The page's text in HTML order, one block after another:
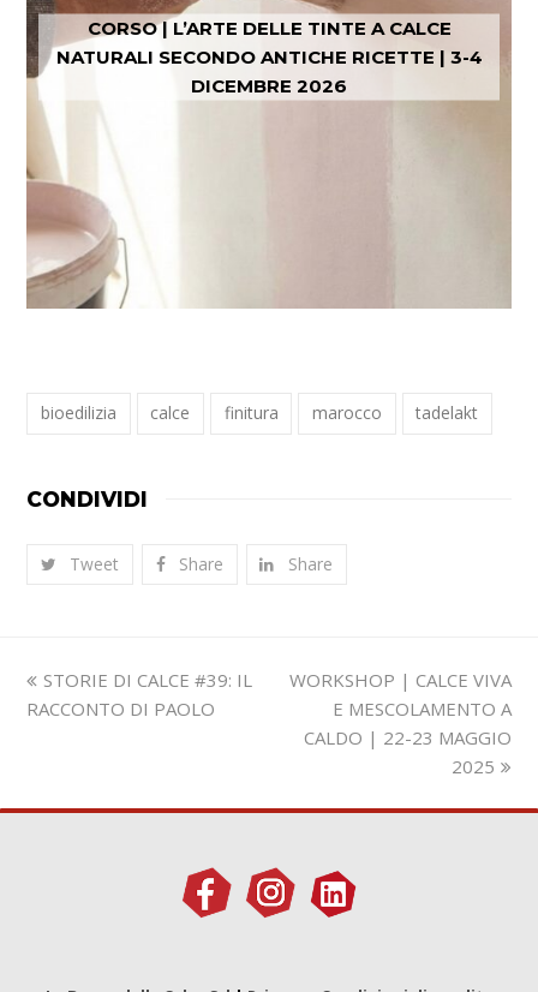
CORSO | L’ARTE DELLE TINTE A CALCE
NATURALI SECONDO ANTICHE RICETTE | 3-4
DICEMBRE 2026
bioedilizia calce finitura marocco tadelakt
CONDIVIDI
Tweet Share Share
Slide
precedente:
STORIE DI CALCE #39: IL
RACCONTO DI PAOLO
visualizza
articolo:
WORKSHOP | CALCE VIVA
E MESCOLAMENTO A
CALDO | 22-23 MAGGIO
2025